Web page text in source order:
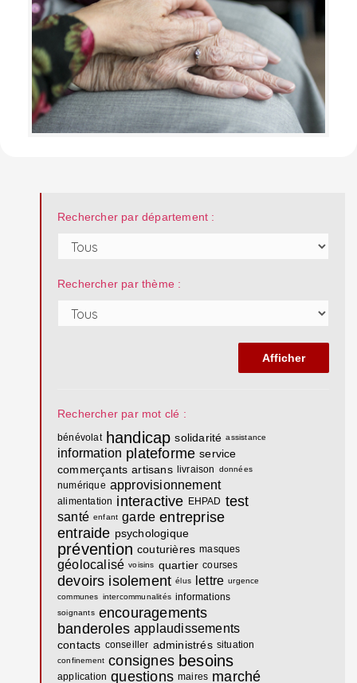
Rechercher par département :
Rechercher par thème :
Rechercher par mot clé :
bénévolat handicap solidarité assistance
information plateforme service
commerçants artisans livraison données
numérique approvisionnement
alimentation interactive EHPAD test
santé enfant garde entreprise
entraide psychologique
prévention couturières masques
géolocalisé voisins quartier courses
devoirs isolement élus lettre urgence
communes intercommunalités informations
soignants encouragements
banderoles applaudissements
contacts conseiller administrés situation
confinement consignes besoins
application questions maires marché